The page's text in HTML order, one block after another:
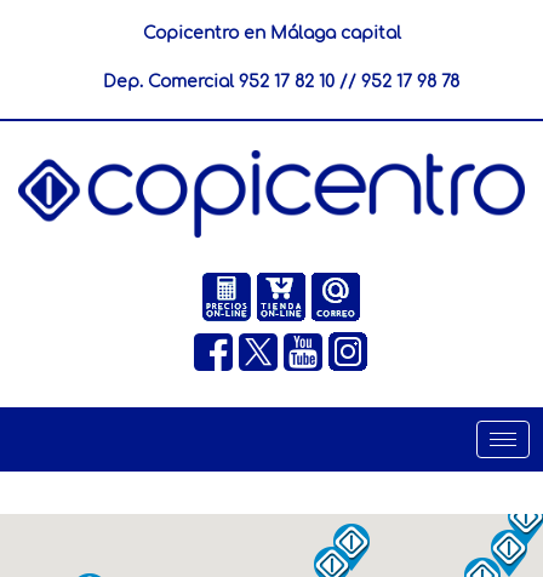
Copicentro en Málaga capital
Dep. Comercial 952 17 82 10// 952 17 98 78